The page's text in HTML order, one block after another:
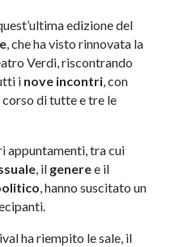
edizione del
, che ha visto rinnovata la
Verdi, riscontrando
i nove incontri, con
di tutte e tre le
appuntamenti, tra cui
, il generee il
, hanno suscitato un
ha riempito le sale, il